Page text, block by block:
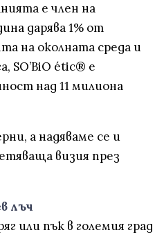
е член на
дарява 1% от
на околната среда и
SO’BiO étic® е
над 11 милиона
а надяваме се и
визия през
лъч
или пък в големия град